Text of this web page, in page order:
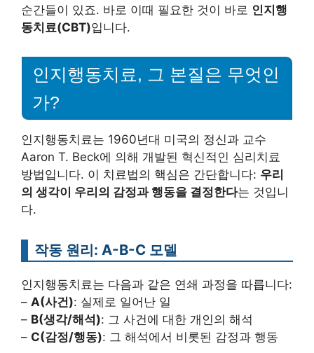
순간들이 있죠. 바로 이때 필요한 것이 바로 인지행
동치료(CBT)입니다.
인지행동치료, 그 본질은 무엇인
가?
인지행동치료는 1960년대 미국의 정신과 교수
Aaron T. Beck에 의해 개발된 혁신적인 심리치료
방법입니다. 이 치료법의 핵심은 간단합니다: 우리
의 생각이 우리의 감정과 행동을 결정한다는 것입니
다.
작동 원리: A-B-C 모델
인지행동치료는 다음과 같은 연쇄 과정을 따릅니다:
– A(사건): 실제로 일어난 일
– B(생각/해석): 그 사건에 대한 개인의 해석
– C(감정/행동): 그 해석에서 비롯된 감정과 행동